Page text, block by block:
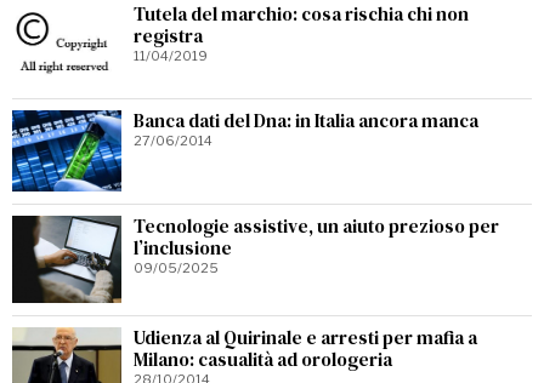
Tutela del marchio: cosa rischia chi non
registra
11/04/2019
Banca dati del Dna: in Italia ancora manca
27/06/2014
Tecnologie assistive, un aiuto prezioso per
l’inclusione
09/05/2025
Udienza al Quirinale e arresti per mafia a
Milano: casualità ad orologeria